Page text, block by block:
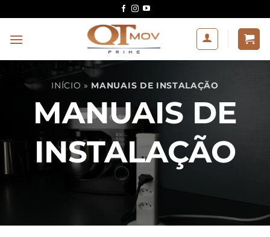
to
content
INÍCIO » MANUAIS DE INSTALAÇÃO
MANUAIS DE
INSTALAÇÃO